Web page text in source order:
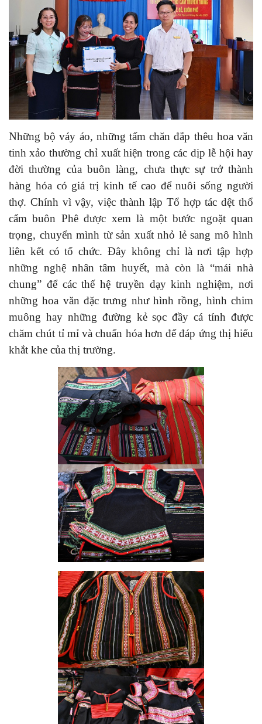
Những bộ váy áo, những tấm chăn đắp thêu hoa văn
tinh xảo thường chỉ xuất hiện trong các dịp lễ hội hay
đời thường của buôn làng, chưa thực sự trở thành
hàng hóa có giá trị kinh tế cao để nuôi sống người
thợ. Chính vì vậy, việc thành lập Tổ hợp tác dệt thổ
cẩm buôn Phê được xem là một bước ngoặt quan
trọng, chuyển mình từ sản xuất nhỏ lẻ sang mô hình
liên kết có tổ chức. Đây không chỉ là nơi tập hợp
những nghệ nhân tâm huyết, mà còn là “mái nhà
chung” để các thế hệ truyền dạy kinh nghiệm, nơi
những hoa văn đặc trưng như hình rồng, hình chim
muông hay những đường kẻ sọc đầy cá tính được
chăm chút tỉ mỉ và chuẩn hóa hơn để đáp ứng thị hiếu
khắt khe của thị trường.